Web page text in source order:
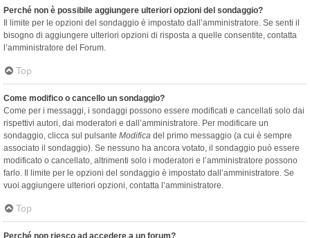
Perché non è possibile aggiungere ulteriori opzioni del sondaggio?
Il limite per le opzioni del sondaggio è impostato dall’amministratore. Se senti il
bisogno di aggiungere ulteriori opzioni di risposta a quelle consentite, contatta
l’amministratore del Forum.
Top
Come modifico o cancello un sondaggio?
Come per i messaggi, i sondaggi possono essere modificati e cancellati solo dai
rispettivi autori, dai moderatori e dall’amministratore. Per modificare un
sondaggio, clicca sul pulsante Modifica del primo messaggio (a cui è sempre
associato il sondaggio). Se nessuno ha ancora votato, il sondaggio può essere
modificato o cancellato, altrimenti solo i moderatori e l’amministratore possono
farlo. Il limite per le opzioni del sondaggio è impostato dall’amministratore. Se
vuoi aggiungere ulteriori opzioni, contatta l’amministratore.
Top
Perché non riesco ad accedere a un forum?